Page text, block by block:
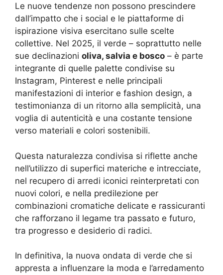
Le nuove tendenze non possono prescindere
dall’impatto che i social e le piattaforme di
ispirazione visiva esercitano sulle scelte
collettive. Nel 2025, il verde – soprattutto nelle
sue declinazioni oliva, salvia e bosco – è parte
integrante di quelle palette condivise su
Instagram, Pinterest e nelle principali
manifestazioni di interior e fashion design, a
testimonianza di un ritorno alla semplicità, una
voglia di autenticità e una costante tensione
verso materiali e colori sostenibili.
Questa naturalezza condivisa si riflette anche
nell’utilizzo di superfici materiche e intrecciate,
nel recupero di arredi iconici reinterpretati con
nuovi colori, e nella predilezione per
combinazioni cromatiche delicate e rassicuranti
che rafforzano il legame tra passato e futuro,
tra progresso e desiderio di radici.
In definitiva, la nuova ondata di verde che si
appresta a influenzare la moda e l’arredamento